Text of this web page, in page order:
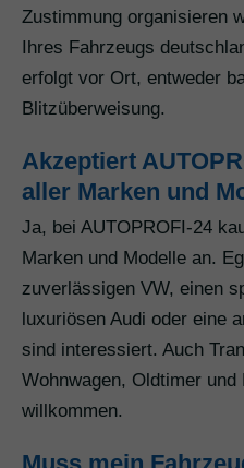
Zustimmung organisieren
Ihres Fahrzeugs
erfolgt vor Ort, entweder
Blitzüberweisung.
Akzeptiert
aller Marken und
Ja, bei AUTOPROFI-24
Marken und Modelle an.
zuverlässigen VW, einen
luxuriösen Audi oder eine
sind interessiert. Auch
Wohnwagen, Oldtimer und
willkommen.